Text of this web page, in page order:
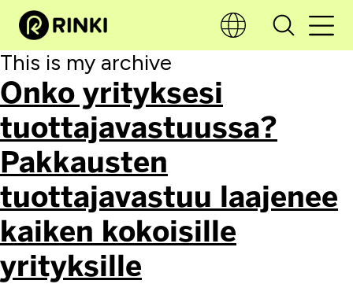
This is my archive
Onko yrityksesi
tuottajavastuussa?
Pakkausten
tuottajavastuu laajenee
kaiken kokoisille
yrityksille